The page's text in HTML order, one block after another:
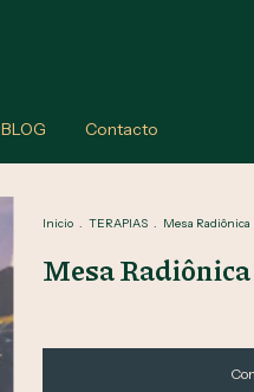
BLOG Contacto
Inicio . TERAPIAS . Mesa Radiônica
Mesa Radiônica